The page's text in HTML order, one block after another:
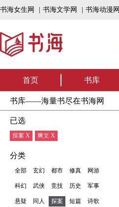
书海女生网 书海文学网 书海动漫网
首页 书库
书库——海量书尽在书海网
已选
探案 X 爽文 X
分类
全部 玄幻 都市 修真 网游
科幻 武侠 竞技 历史 军事
悬疑 同人 探案 短篇 诗歌